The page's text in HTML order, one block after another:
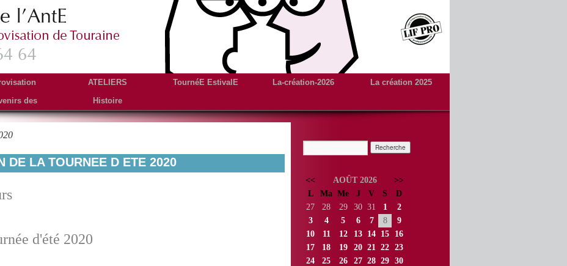
ATELIERS TournéE EstivalE La-création-2026
La création 2025
des
Histoire
DE LA TOURNEE D ETE 2020
d'été 2020
<< AOÛT 2026
>>
L
Ma Me J V S
D
27
28 29 30 31 1
2
3
4 5 6 7 8
9
10
11 12 13 14 15
16
17
18 19 20 21 22 23
24
25 26 27 28 29 30